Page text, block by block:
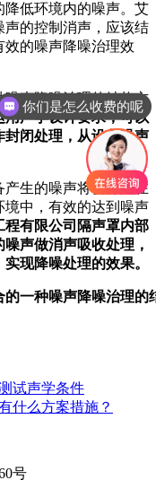
低环境内的噪声。 艾
声的控制消声，应该结
的噪声降噪治理效
噪声降噪治理的结构方
声学设计要求，可以
闭处理，从设备噪声
产生的噪声将会分隔在
境中，有效的达到噪声
有限公司 隔声罩内部
声做消声吸收处理，
现降噪处理的效果。
试声学条件
什么方案措施？
号
你们是怎么收费的呢